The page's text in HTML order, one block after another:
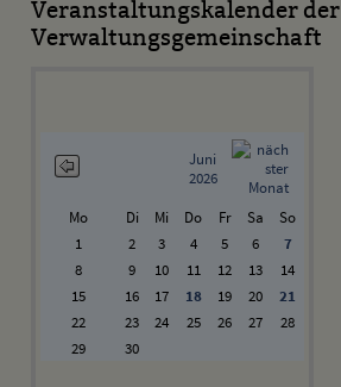
Veranstaltungskalender der
Verwaltungsgemeinschaft
Juni
2026
Mo Di Mi Do Fr Sa
So
1
2 3 4 5 6
7
8
9 10 11 12 13
14
15
16 17 18 19 20
21
22
23 24 25 26 27
28
29
30